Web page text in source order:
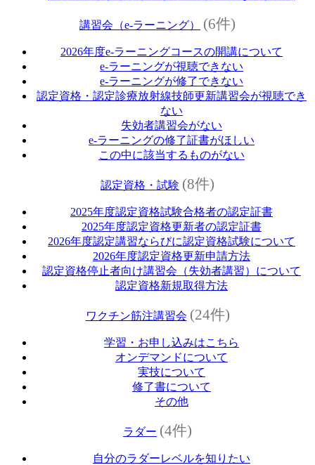
講習会（e‐ラーニング） (6件)
2026年度e‐ラーニングコースの開講について
e‐ラーニングが視聴できない
e‐ラーニングが修了できない
認定資格・認定診療放射線技師更新講習会が視聴でき
ない
失効者講習会がない
e‐ラーニングの修了証書がほしい
この中に該当するものがない
認定資格・試験 (8件)
2025年度認定資格試験合格者の認定証書
2025年度認定資格更新者の認定証書
2026年度認定講習ならびに認定資格試験について
2026年度認定資格更新申請方法
認定資格停止者向け講習会（失効者講習）について
認定資格新規取得方法
ワクチン筋注講習会 (24件)
学習・お申し込みはこちら
オンデマンドについて
実技について
修了書について
その他
ラダー (4件)
自分のラダーレベルを知りたい